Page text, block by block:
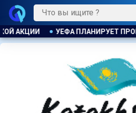
ИНИЦИАТИВЫ ФИФА ПО